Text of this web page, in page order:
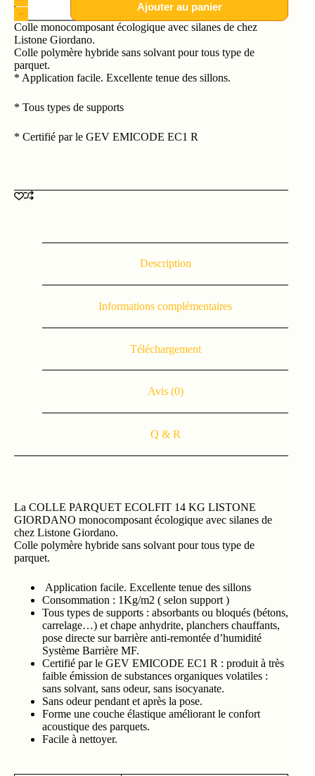
Ajouter au panier
Colle monocomposant écologique avec silanes de chez
Listone Giordano.
Colle polymère hybride sans solvant pour tous type de
parquet.
* Application facile. Excellente tenue des sillons.
* Tous types de supports
* Certifié par le GEV EMICODE EC1 R
Description
Informations complémentaires
Téléchargement
Avis (0)
Q & R
La COLLE PARQUET ECOLFIT 14 KG LISTONE
GIORDANO monocomposant écologique avec silanes de
chez Listone Giordano.
Colle polymère hybride sans solvant pour tous type de
parquet.
Application facile. Excellente tenue des sillons
Consommation : 1Kg/m2 ( selon support )
Tous types de supports : absorbants ou bloqués (bétons,
carrelage…) et chape anhydrite, planchers chauffants,
pose directe sur barrière anti-remontée d’humidité
Système Barrière MF.
Certifié par le GEV EMICODE EC1 R : produit à très
faible émission de substances organiques volatiles :
sans solvant, sans odeur, sans isocyanate.
Sans odeur pendant et après la pose.
Forme une couche élastique améliorant le confort
acoustique des parquets.
Facile à nettoyer.